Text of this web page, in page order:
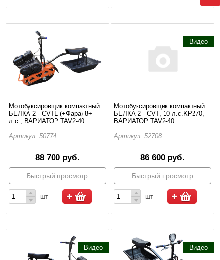
Мотобуксировщик компактный
БЕЛКА 2 - CVTL (+Фара) 8+
л.с., ВАРИАТОР TAV2-40
Артикул: 50774
88 700 руб.
Быстрый просмотр
шт
Видео
Мотобуксировщик компактный
БЕЛКА 2 - CVT, 10 л.с.KP270,
ВАРИАТОР TAV2-40
Артикул: 52708
86 600 руб.
Быстрый просмотр
шт
Видео Видео